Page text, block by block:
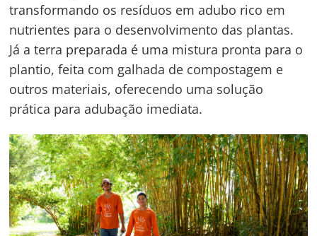
transformando os resíduos em adubo rico em
nutrientes para o desenvolvimento das plantas.
Já a terra preparada é uma mistura pronta para o
plantio, feita com galhada de compostagem e
outros materiais, oferecendo uma solução
prática para adubação imediata.